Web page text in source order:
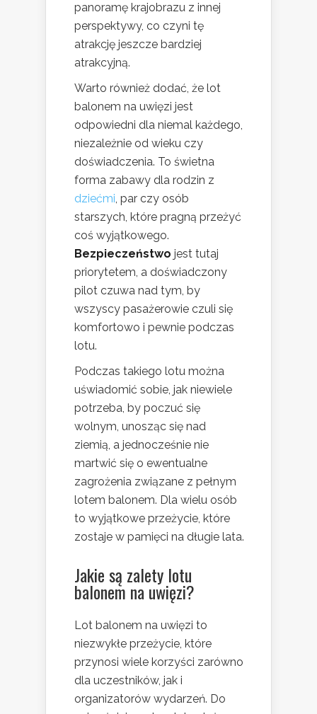
panoramę krajobrazu z innej
perspektywy, co czyni tę
atrakcję jeszcze bardziej
atrakcyjną.
Warto również dodać, że lot
balonem na uwięzi jest
odpowiedni dla niemal każdego,
niezależnie od wieku czy
doświadczenia. To świetna
forma zabawy dla rodzin z
dziećmi, par czy osób
starszych, które pragną przeżyć
coś wyjątkowego.
Bezpieczeństwo jest tutaj
priorytetem, a doświadczony
pilot czuwa nad tym, by
wszyscy pasażerowie czuli się
komfortowo i pewnie podczas
lotu.
Podczas takiego lotu można
uświadomić sobie, jak niewiele
potrzeba, by poczuć się
wolnym, unosząc się nad
ziemią, a jednocześnie nie
martwić się o ewentualne
zagrożenia związane z pełnym
lotem balonem. Dla wielu osób
to wyjątkowe przeżycie, które
zostaje w pamięci na długie lata.
Jakie są zalety lotu
balonem na uwięzi?
Lot balonem na uwięzi to
niezwykłe przeżycie, które
przynosi wiele korzyści zarówno
dla uczestników, jak i
organizatorów wydarzeń. Do